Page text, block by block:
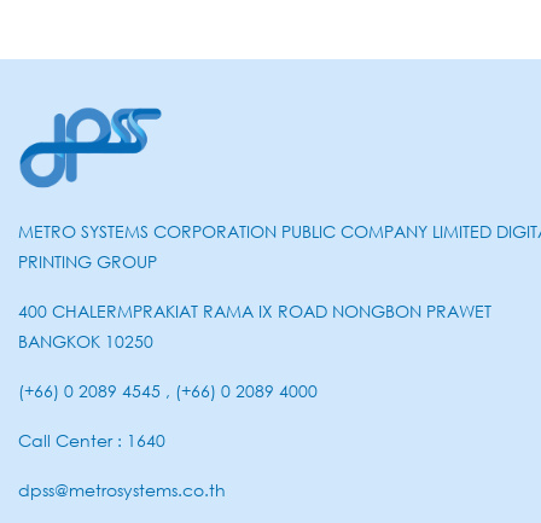
METRO SYSTEMS CORPORATION PUBLIC COMPANY LIMITED
PRINTING GROUP
400 CHALERMPRAKIAT RAMA IX ROAD NONGBON PRAWET
BANGKOK 10250
(+66) 0 2089 4545 , (+66) 0 2089 4000
Call Center : 1640
dpss@metrosystems.co.th